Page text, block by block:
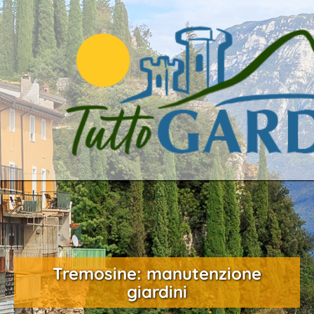
Tremosine: manutenzione
giardini